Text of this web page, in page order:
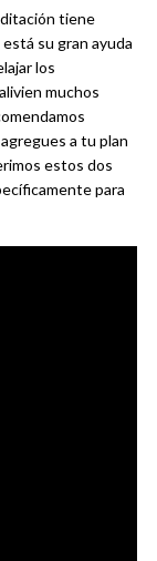
tiene
su gran ayuda
los
muchos
a tu plan
estos dos
para